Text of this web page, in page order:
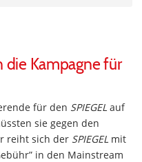
die Kampagne für
für den SPIEGEL auf
sie gegen den
reiht sich der SPIEGEL mit
in den Mainstream